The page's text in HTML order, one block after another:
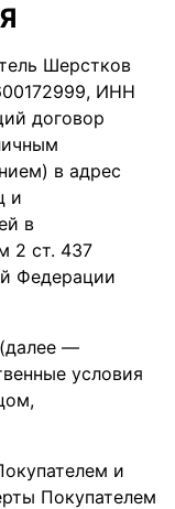
Шерстков
ИНН
договор
в адрес
и
в
2 ст. 437
Федерации
—
условия
и
Покупателем